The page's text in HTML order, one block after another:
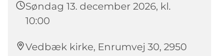
Søndag 13. december 2026, kl.
10:00
Vedbæk kirke, Enrumvej 30, 2950